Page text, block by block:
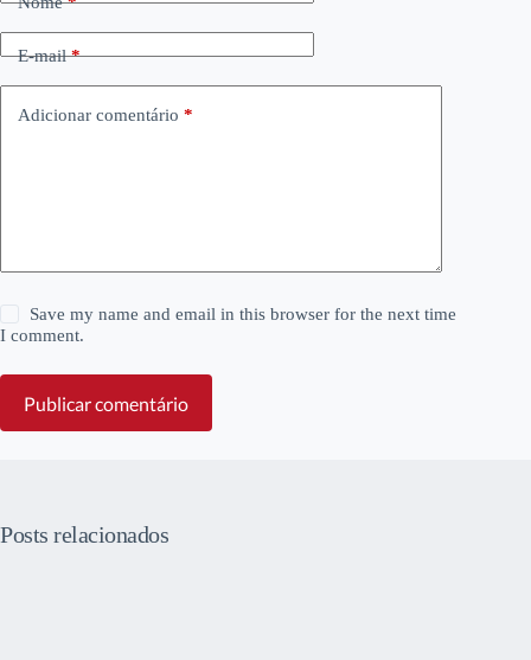
E-mail*
Adicionar comentário *
Save my name and email in this browser for the next time
I comment.
Publicar comentário
Posts relacionados